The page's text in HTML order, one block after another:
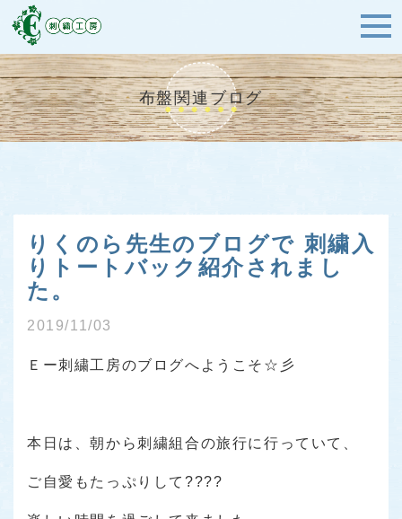
布盤関連ブログ
りくのら先生のブログで 刺繍入
りトートバック紹介されまし
た。
2019/11/03
Ｅー刺繍工房のブログへようこそ☆彡
本日は、朝から刺繍組合の旅行に行っていて、
ご自愛もたっぷりして????